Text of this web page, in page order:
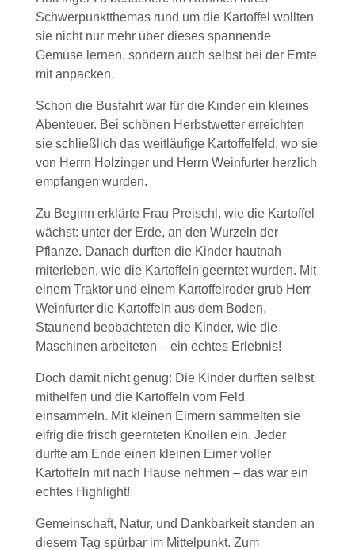
Schwerpunktthemas rund um die Kartoffel wollten
sie nicht nur mehr über dieses spannende
Gemüse lernen, sondern auch selbst bei der Ernte
mit anpacken.
Schon die Busfahrt war für die Kinder ein kleines
Abenteuer. Bei schönen Herbstwetter erreichten
sie schließlich das weitläufige Kartoffelfeld, wo sie
von Herrn Holzinger und Herrn Weinfurter herzlich
empfangen wurden.
Zu Beginn erklärte Frau Preischl, wie die Kartoffel
wächst: unter der Erde, an den Wurzeln der
Pflanze. Danach durften die Kinder hautnah
miterleben, wie die Kartoffeln geerntet wurden. Mit
einem Traktor und einem Kartoffelroder grub Herr
Weinfurter die Kartoffeln aus dem Boden.
Staunend beobachteten die Kinder, wie die
Maschinen arbeiteten – ein echtes Erlebnis!
Doch damit nicht genug: Die Kinder durften selbst
mithelfen und die Kartoffeln vom Feld
einsammeln. Mit kleinen Eimern sammelten sie
eifrig die frisch geernteten Knollen ein. Jeder
durfte am Ende einen kleinen Eimer voller
Kartoffeln mit nach Hause nehmen – das war ein
echtes Highlight!
Gemeinschaft, Natur, und Dankbarkeit standen an
diesem Tag spürbar im Mittelpunkt. Zum